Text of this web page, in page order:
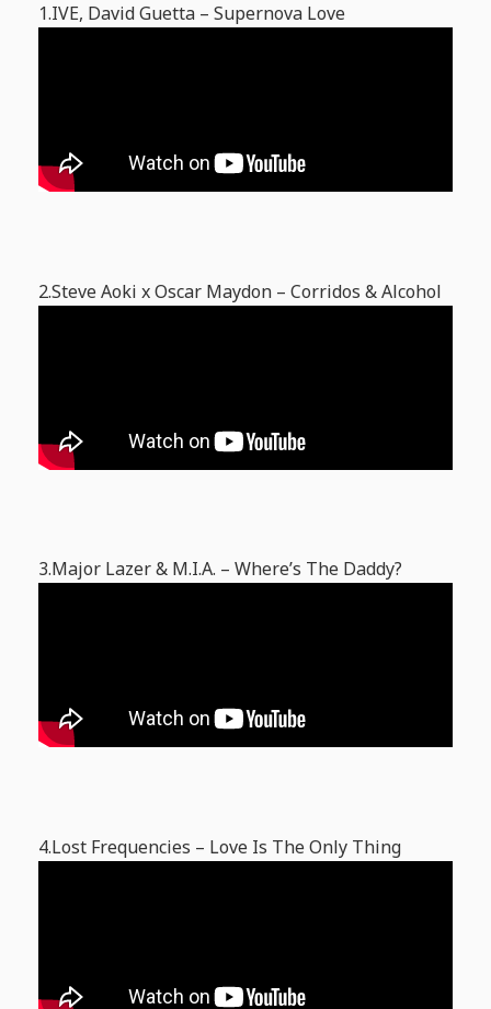
1.IVE, David Guetta – Supernova Love
2.Steve Aoki x Oscar Maydon – Corridos & Alcohol
3.Major Lazer & M.I.A. – Where’s The Daddy?
4.Lost Frequencies – Love Is The Only Thing